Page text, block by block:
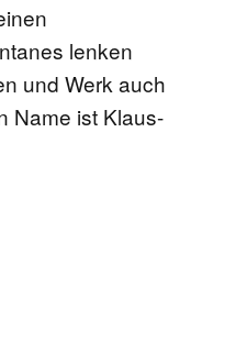
lenken
und Werk auch
Name ist Klaus-